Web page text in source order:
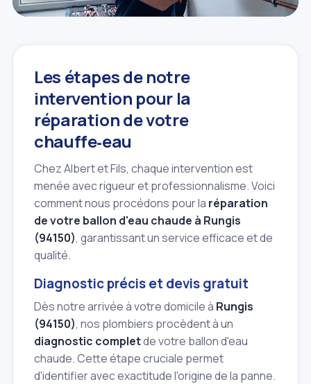
Les étapes de notre
intervention pour la
réparation de votre
chauffe‑eau
Chez Albert et Fils, chaque intervention est
menée avec rigueur et professionnalisme. Voici
comment nous procédons pour la réparation
de votre ballon d'eau chaude à Rungis
(94150), garantissant un service efficace et de
qualité.
Diagnostic précis et devis gratuit
Dès notre arrivée à votre domicile à Rungis
(94150), nos plombiers procèdent à un
diagnostic completde votre ballon d'eau
chaude. Cette étape cruciale permet
d'identifier avec exactitude l'origine de la panne.